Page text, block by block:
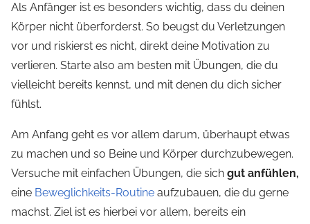
Als Anfänger ist es besonders wichtig, dass du deinen
Körper nicht überforderst. So beugst du Verletzungen
vor und riskierst es nicht, direkt deine Motivation zu
verlieren. Starte also am besten mit Übungen, die du
vielleicht bereits kennst, und mit denen du dich sicher
fühlst.
Am Anfang geht es vor allem darum, überhaupt etwas
zu machen und so Beine und Körper durchzubewegen.
Versuche mit einfachen Übungen, die sich gut anfühlen,
eine Beweglichkeits-Routine aufzubauen, die du gerne
machst. Ziel ist es hierbei vor allem, bereits ein